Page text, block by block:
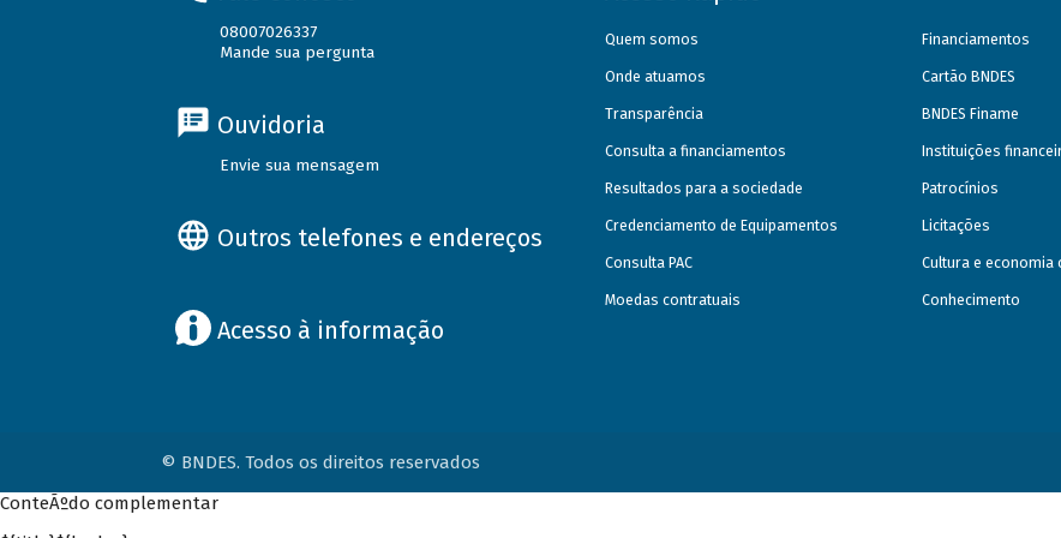
08007026337
Mande sua pergunta
Ouvidoria
Envie sua mensagem
Outros telefones e endereços
Acesso à informação
Quem somos
Onde atuamos
Transparência
Consulta a financiamentos
Resultados para a sociedade
Credenciamento de Equipamentos
Consulta PAC
Moedas contratuais
Financiamentos
Cartão BNDES
BNDES Finame
Instituições
Patrocínios
Licitações
Cultura e economia
Conhecimento
© BNDES. Todos os direitos reservados
ConteÃºdo complementar